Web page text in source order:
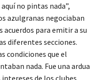
no pintas nada”,
azulgranas negociaban
acuerdos para emitir a su
diferentes secciones.
condiciones que el
nada. Fue una ardua
de los clubes